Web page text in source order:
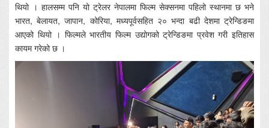
थियो । हालसम्म पनि यो ट्रेलर नेपालमा फिल्म सेक्सनमा पहिलो स्थानमा छ भने
भारत, बेलायत, जापान, कोरिया, मध्यपूर्वसहित २० भन्दा बढी देशमा ट्रेन्डिङमा
आएको थियो । फिल्मले भारतीय फिल्म उद्योगको ट्रेन्डिङमा प्रवेश गरी इतिहास
कायम गरेको छ ।